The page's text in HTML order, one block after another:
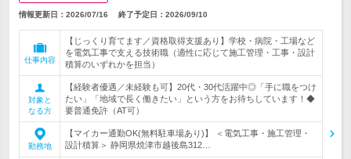
情報更新日：2026/07/16 終了予定日： 2026/09/10
仕事内容
【じっくり育てます／資格取得支援あり】学校・病院・工場など
を電気工事で支える技術職（適性に応じて施工管理・工事・設計
積算のいずれかを担当）
対象と
なる方
【経験者優遇／未経験も可】20代・30代活躍中◎「手に職をつけ
たい」「地域で長く働きたい」という方をお待ちしています！◆
要普通免許（AT可）
勤務地
【マイカー通勤OK(無料駐車場あり)】 ＜電気工事・施工管理・
設計積算＞ 静岡県焼津市越後島312…